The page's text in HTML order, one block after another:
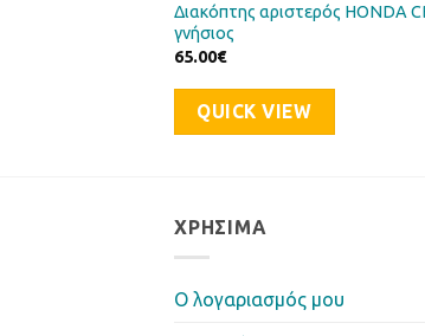
Διακόπτης αριστερός HONDA
γνήσιος
65.00€
QUICK VIEW
ΧΡΉΣΙΜΑ
Ο λογαριασμός μου